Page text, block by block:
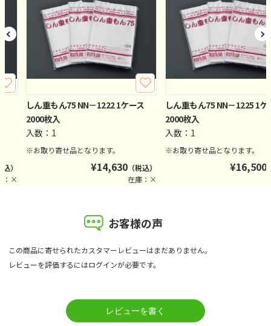
）
：×
しん重もん75 NN－1222 1ケース
2000枚入
入数：1
※お取り寄せ品となります。
¥14,630 （税込）
在庫：×
しん重もん75 NN－1225 1ケ
2000枚入
入数：1
※お取り寄せ品となります。
¥16,500
お客様の声
この商品に寄せられたカスタマーレビューはまだありません。
レビューを評価するにはログインが必要です。